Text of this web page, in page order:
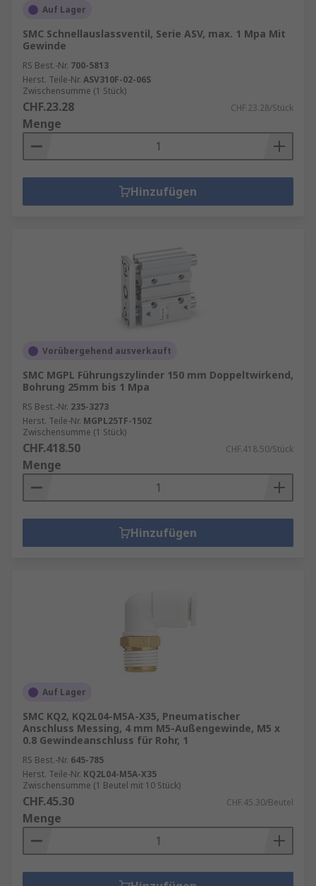
Auf Lager
SMC Schnellauslassventil, Serie ASV, max. 1 Mpa Mit
Gewinde
RS Best.-Nr. 700-5813
Herst. Teile-Nr. ASV310F-02-06S
Zwischensumme (1 Stück)
CHF.23.28 CHF.23.28/Stück
Menge
Hinzufügen
Vorübergehend ausverkauft
SMC MGPL Führungszylinder 150 mm Doppeltwirkend,
Bohrung 25mm bis 1 Mpa
RS Best.-Nr. 235-3273
Herst. Teile-Nr. MGPL25TF-150Z
Zwischensumme (1 Stück)
CHF.418.50 CHF.418.50/Stück
Menge
Hinzufügen
Auf Lager
SMC KQ2, KQ2L04-M5A-X35, Pneumatischer
Anschluss Messing, 4 mm M5-Außengewinde, M5 x
0.8 Gewindeanschluss für Rohr, 1
RS Best.-Nr. 645-785
Herst. Teile-Nr. KQ2L04-M5A-X35
Zwischensumme (1 Beutel mit 10 Stück)
CHF.45.30 CHF.45.30/Beutel
Menge